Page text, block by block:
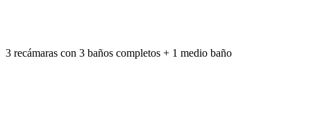
3 recámaras con 3 baños completos + 1 medio baño